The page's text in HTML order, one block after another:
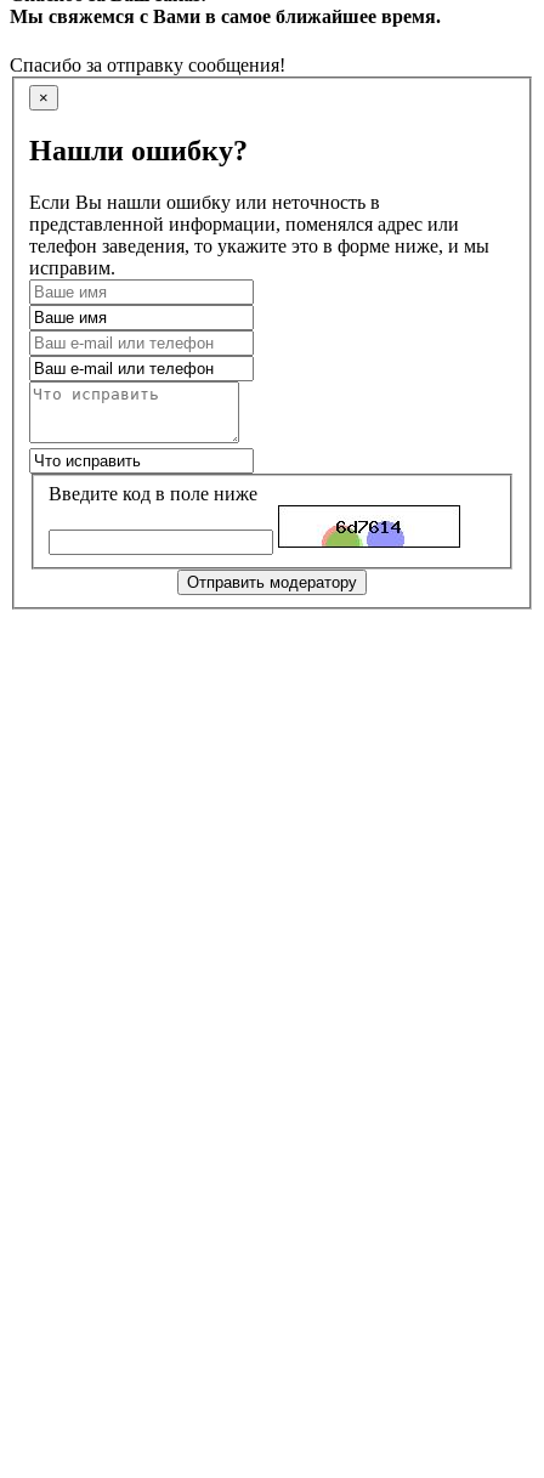
Мы свяжемся с Вами в самое ближайшее время.
Спасибо за отправку сообщения!
×
Нашли ошибку?
Если Вы нашли ошибку или неточность в
представленной информации, поменялся адрес или
телефон заведения, то укажите это в форме ниже, и мы
исправим.
Введите код в поле ниже
Отправить модератору